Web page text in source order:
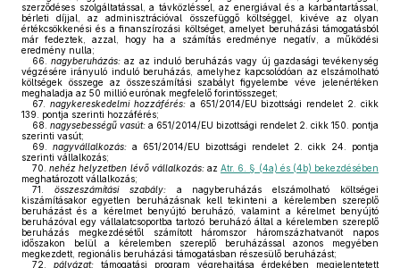
szerződéses szolgáltatással, a távközléssel, az energiával és a karbantartással,
bérleti díjjal, az adminisztrációval összefüggő költséggel, kivéve az olyan
értékcsökkenési és a finanszírozási költséget, amelyet beruházási támogatásból
már fedeztek, azzal, hogy ha a számítás eredménye negatív, a működési
eredmény nulla;
66.
nagyberuházás: az az induló beruházás vagy új gazdasági tevékenység
végzésére irányuló induló beruházás, amelyhez kapcsolódóan az elszámolható
költségek összege az összeszámítási szabályt figyelembe véve jelenértéken
meghaladja az 50 millió eurónak megfelelő forintösszeget;
67.
nagykereskedelmi hozzáférés:a 651/2014/EU bizottsági rendelet 2. cikk
139. pontja szerinti hozzáférés;
68. nagysebességű vasút: a 651/2014/EU bizottsági rendelet 2. cikk 150. pontja
szerinti vasút;
69.
nagyvállalkozás: a 651/2014/EU bizottsági rendelet 2. cikk 24. pontja
szerinti vállalkozás;
70. nehéz helyzetben lévő vállalkozás:azAtr. 6. § (4a) és (4b) bekezdésében
meghatározott vállalkozás;
71.
összeszámítási szabály:a nagyberuházás elszámolható költségei
kiszámításakor egyetlen beruházásnak kell tekinteni a kérelemben szereplő
beruházást és a kérelmet benyújtó beruházó, valamint a kérelmet benyújtó
beruházóval egy vállalatcsoportba tartozó beruházó által a kérelemben szereplő
beruházás megkezdésétől számított háromszor háromszázhatvanöt napos
időszakon belül a kérelemben szereplő beruházással azonos megyében
megkezdett, regionális beruházási támogatásban részesülő beruházást;
72.
pályázat: támogatási program végrehajtása érdekében megjelentetett